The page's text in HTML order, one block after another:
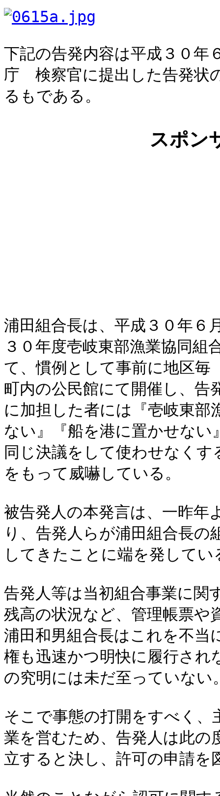
下記の告発内容は平成３０年
庁 検察官に提出した告発状
るもである。
スポン
浦田組合長は、平成３０年６
３０年度壱岐東部漁業協同組
て、慣例として事前に地区
町内の公民館にて開催し、告
に加担した者には『壱岐東
ない』『船を港に置かせない
同じ決議をして使わせなく
をもって威嚇している。
被告発人の本発言は、一昨年
り、告発人らが浦田組合長
してきたことに端を発してい
告発人等は当初組合事業に関
残高の状況など、管理帳票や
浦田和男組合長はこれを不
権も迅速かつ明快に履行され
の究明には未だ至っていない
そこで事態の打開をすべく
業を営むため、告発人は此の
立すると決し、許可の申請